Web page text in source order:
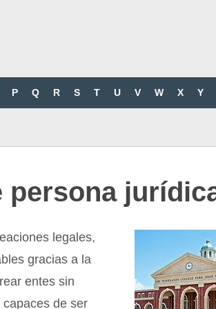
P Q R S T U V W X Y
persona
legales,
gracias a la
entes sin
de ser